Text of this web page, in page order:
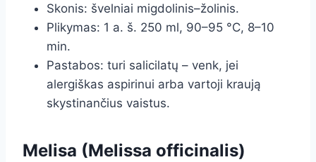
Skonis: švelniai migdolinis–žolinis.
Plikymas: 1 a. š. 250 ml, 90–95 °C, 8–10
min.
Pastabos: turi salicilatų – venk, jei
alergiškas aspirinui arba vartoji kraują
skystinančius vaistus.
Melisa (Melissa officinalis)